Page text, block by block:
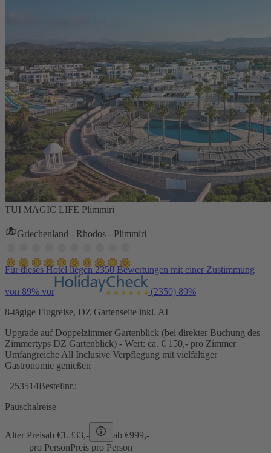
TUI MAGIC LIFE Plimmiri
Griechenland - Rhodos - Plimmiri
Für dieses Hotel liegen 2350 Bewertungen mit einer Zustimmung
von 89% vor (2350) 89%
8-tägige Flugreise, DZ Gartenseite inkl. AI
Upgrade auf Doppelzimmer Gartenblick (bei direkter Buchung des
Zimmertyps DZ Gartenblick) - Wert: ca. € 150,- pro Zimmer
Umfangreiche All Inclusive Verpflegung mit vielfältiger
Gastronomie genießen
253514Bestellnr.:
Pauschalreise
Alter Preisab €1.333,- ab €999,-
pro PersonPreis pro Person